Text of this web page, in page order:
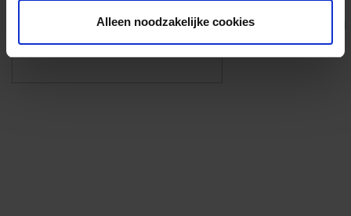
Alleen noodzakelijke cookies Eigen foto’s